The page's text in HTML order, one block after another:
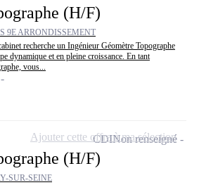
(H/F)
9E ARRONDISSEMENT
recherche un Ingénieur Géomètre Topographe
dynamique et en pleine croissance. En tant
vous...
(H/F)
SUR-SEINE
CDINon renseigné
Ajouter cette offre à ma sélection